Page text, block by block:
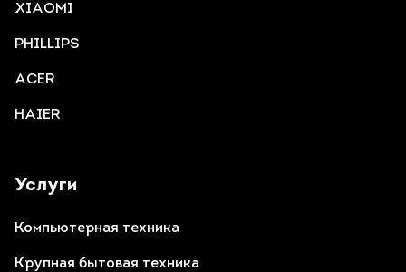
Услуги
Компьютерная техника
Крупная бытовая техника
XIAOMI
PHILLIPS
ACER
HAIER